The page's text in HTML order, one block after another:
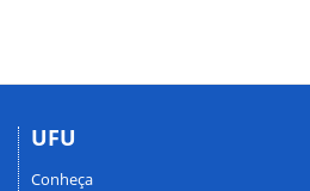
UFU
Conheça